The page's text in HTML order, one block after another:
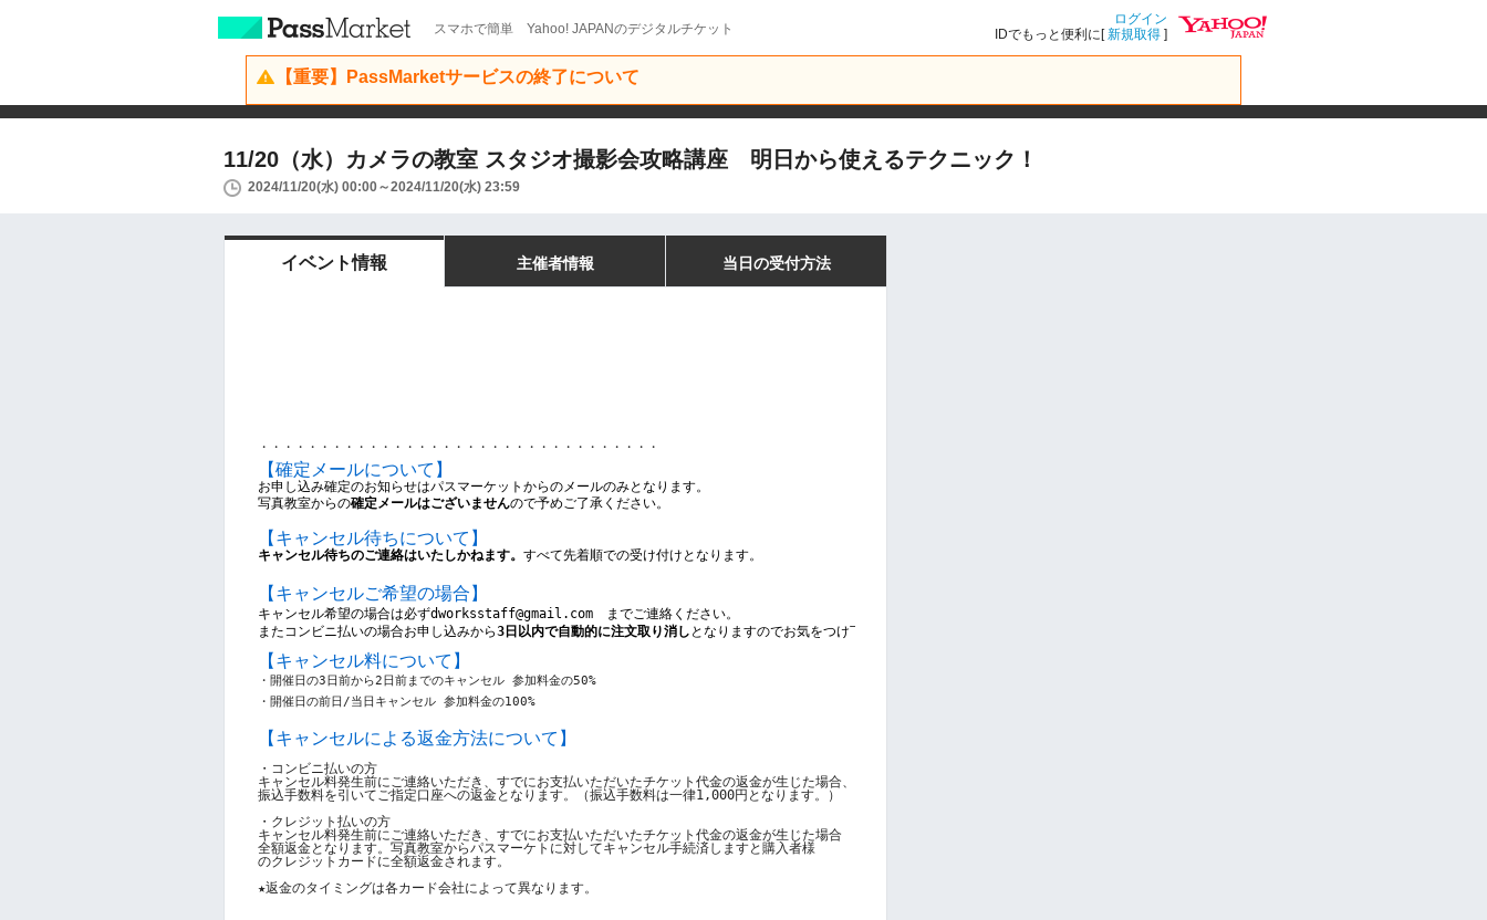
スマホで簡単 Yahoo! JAPANのデジタルチケット
ログイン
IDでもっと便利に[新規取得 ]
【重要】PassMarketサービスの終了について
11/20（水）カメラの教室 スタジオ撮影会攻略講座 明日から使えるテクニック！
2024/11/20(水) 00:00～2024/11/20(水) 23:59
イベント情報 主催者情報 当日の受付方法
・・・・・・・・・・・・・・・・・・・・・・・・・・・・・・・・・
【確定メールについて】
お申し込み確定のお知らせはパスマーケットからのメールのみとなります。
写真教室からの確定メールはございませんので予めご了承ください。
【キャンセル待ちについて】
キャンセル待ちのご連絡はいたしかねます。 すべて先着順での受け付けとなります。
【キャンセルご希望の場合】
キャンセル希望の場合は必ずdworksstaff@gmail.com　までご連絡ください。
またコンビニ払いの場合お申し込みから3日以内で自動的に注文取り消し となりますのでお気をつけ下さい。
【キャンセル料について】
・開催日の3日前から2日前までのキャンセル 参加料金の50%
・開催日の前日/当日キャンセル 参加料金の100%
【キャンセルによる返金方法について】
・コンビニ払いの方
キャンセル料発生前にご連絡いただき、すでにお支払いただいたチケット代金の返金が生じた場合、
振込手数料を引いてご指定口座への返金となります。（振込手数料は一律1,000円となります。
）
・クレジット払いの方
キャンセル料発生前にご連絡いただき、すでにお支払いただいたチケット代金の返金が生じた場合
全額返金となります。写真教室からパスマーケトに対してキャンセル手続済しますと購入者様
のクレジットカードに全額返金されます。
★返金のタイミングは各カード会社によって異なります。